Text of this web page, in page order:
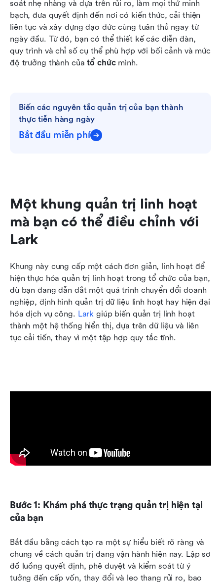
soát nhẹ nhàng và dựa trên rủi ro, làm mọi thứ minh
bạch, đưa quyết định đến nơi có kiến thức, cải thiện
liên tục và xây dựng đạo đức cùng tuân thủ ngay từ
ngày đầu. Từ đó, bạn có thể thiết kế các diễn đàn,
quy trình và chỉ số cụ thể phù hợp với bối cảnh và mức
độ trưởng thành của tổ chức mình.
Biến các nguyên tắc quản trị của bạn thành
thực tiễn hàng ngày
Bắt đầu miễn phí
Một khung quản trị linh hoạt
mà bạn có thể điều chỉnh với
Lark
Khung này cung cấp một cách đơn giản, linh hoạt để
hiện thực hóa quản trị linh hoạt trong tổ chức của bạn,
dù bạn đang dẫn dắt một quá trình chuyển đổi doanh
nghiệp, định hình quản trị dữ liệu linh hoạt hay hiện đại
hóa dịch vụ công. Lark giúp biến quản trị linh hoạt
thành một hệ thống hiển thị, dựa trên dữ liệu và liên
tục cải tiến, thay vì một tập hợp quy tắc tĩnh.
Bước 1: Khám phá thực trạng quản trị hiện tại
của bạn
Bắt đầu bằng cách tạo ra một sự hiểu biết rõ ràng và
chung về cách quản trị đang vận hành hiện nay. Lập sơ
đồ luồng quyết định, phê duyệt và kiểm soát từ ý
tưởng đến cấp vốn, thay đổi và leo thang rủi ro, bao